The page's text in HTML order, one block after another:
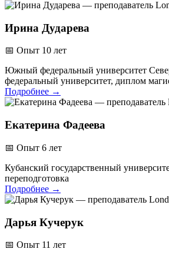
Ирина Дударева
📅 Опыт 10 лет
Южный федеральный университет
федеральный университет, диплом
Подробнее →
Екатерина Фадеева
📅 Опыт 6 лет
Кубанский государственный
переподготовка
Подробнее →
Дарья Кучерук
📅 Опыт 11 лет